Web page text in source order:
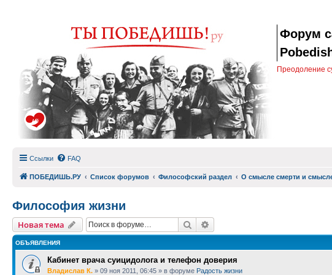
Форум
Преодоление
Ссылки FAQ
ПОБЕДИШЬ.РУ Список форумов Философский раздел О смысле смерти и
Философия жизни
Новая тема Поиск
ОБЪЯВЛЕНИЯ
Кабинет врача суицидолога и телефон доверия
Владислав К. » 09 ноя 2011, 06:45 » в форуме Радость жизни